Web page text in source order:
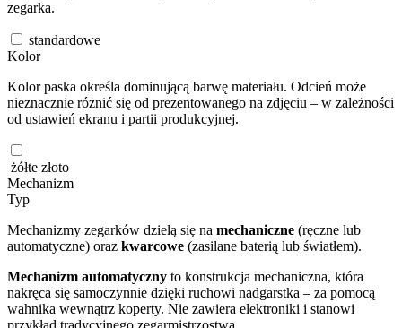
zegarka.
standardowe
Kolor
Kolor paska określa dominującą barwę materiału. Odcień może
nieznacznie różnić się od prezentowanego na zdjęciu – w zależności
od ustawień ekranu i partii produkcyjnej.
żółte złoto
Mechanizm
Typ
Mechanizmy zegarków dzielą się na mechaniczne (ręczne lub
automatyczne) oraz kwarcowe (zasilane baterią lub światłem).
Mechanizm automatyczny to konstrukcja mechaniczna, która
nakręca się samoczynnie dzięki ruchowi nadgarstka – za pomocą
wahnika wewnątrz koperty. Nie zawiera elektroniki i stanowi
przykład tradycyjnego zegarmistrzostwa.